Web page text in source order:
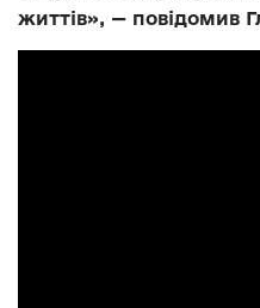
життів», — повідомив